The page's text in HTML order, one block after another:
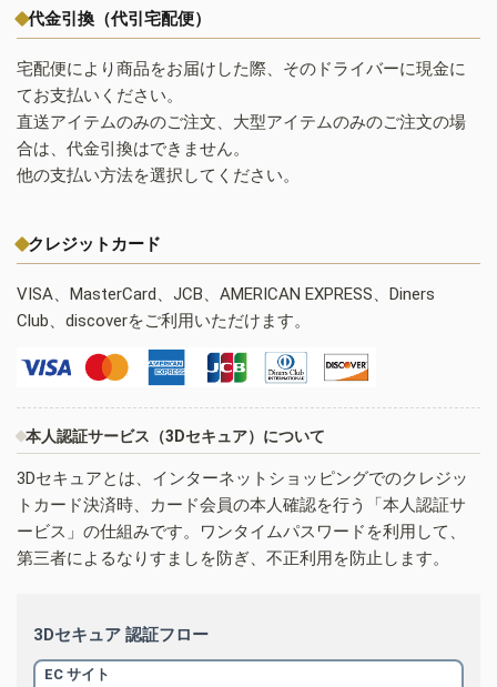
代金引換（代引宅配便）
宅配便により商品をお届けした際、そのドライバーに現金に
てお支払いください。
直送アイテムのみのご注文、大型アイテムのみのご注文の場
合は、代金引換はできません。
他の支払い方法を選択してください。
クレジットカード
VISA、MasterCard、JCB、AMERICAN EXPRESS、Diners
Club、discoverをご利用いただけます。
本人認証サービス（3Dセキュア）について
3Dセキュアとは、インターネットショッピングでのクレジッ
トカード決済時、カード会員の本人確認を行う「本人認証サ
ービス」の仕組みです。ワンタイムパスワードを利用して、
第三者によるなりすましを防ぎ、不正利用を防止します。
3Dセキュア 認証フロー
EC サイト